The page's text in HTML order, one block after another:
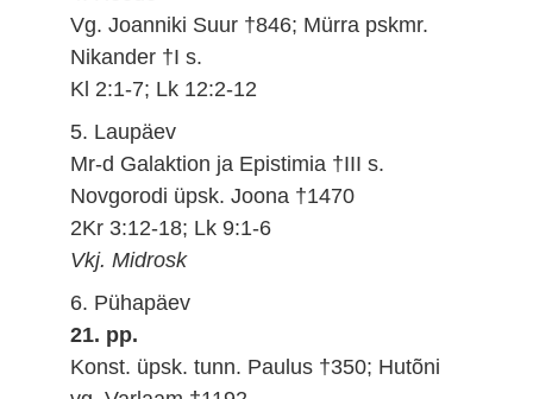
Vg. Joanniki Suur †846; Mürra pskmr.
Nikander †I s.
Kl 2:1-7; Lk 12:2-12
5. Laupäev
Mr-d Galaktion ja Epistimia †III s.
Novgorodi üpsk. Joona †1470
2Kr 3:12-18; Lk 9:1-6
Vkj. Midrosk
6. Pühapäev
21. pp.
Konst. üpsk. tunn. Paulus †350; Hutõni